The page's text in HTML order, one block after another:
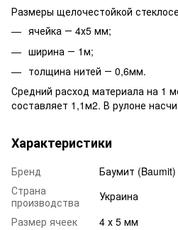
Размеры щелочестойкой
ячейка ― 4х5 мм;
ширина ― 1м;
толщина нитей ― 0,6мм.
Средний расход материала на 1
составляет 1,1м2. В рулоне
Характеристики
Бренд
Баумит (Baumit)
Страна
производства
Украина
Размер ячеек
4 х 5 мм